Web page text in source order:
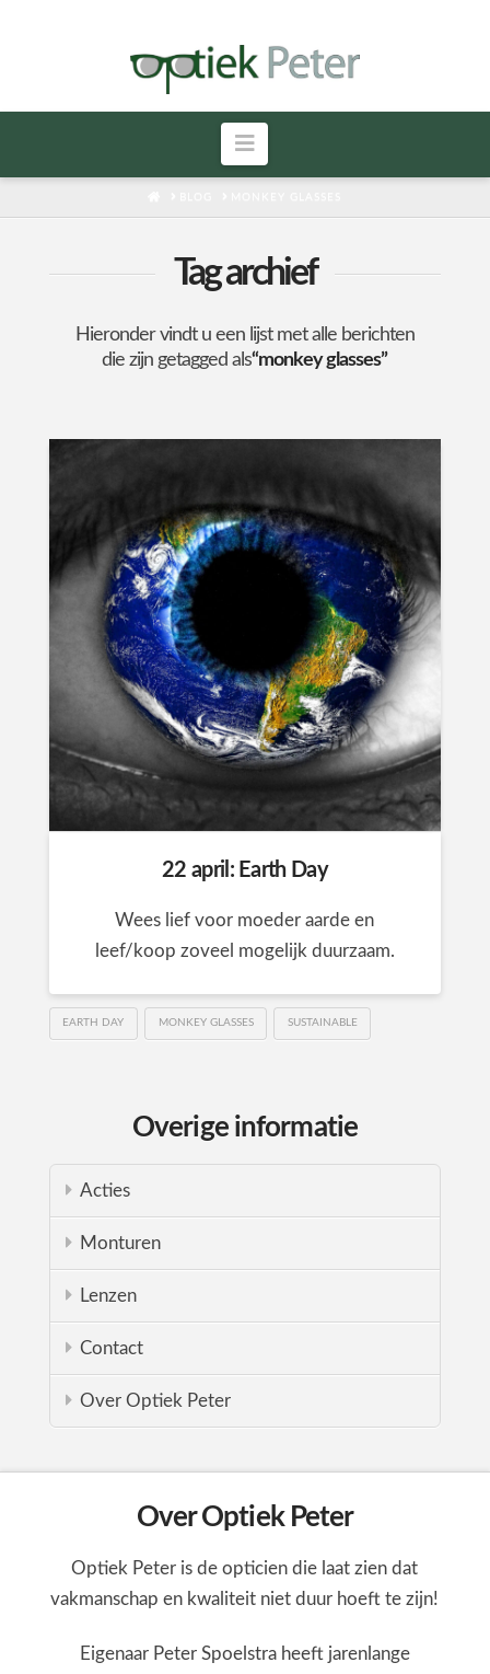
Navigatie
Tag archief
Hieronder vindt u een lijst met alle berichten
die zijn getagged als“monkey glasses”
22 april: Earth Day
Wees lief voor moeder aarde en
leef/koop zoveel mogelijk duurzaam.
EARTH DAY MONKEY GLASSES SUSTAINABLE
Overige informatie
Acties
Monturen
Lenzen
Contact
Over Optiek Peter
Over Optiek Peter
Optiek Peter is de opticien die laat zien dat
vakmanschap en kwaliteit niet duur hoeft te zijn!
Eigenaar Peter Spoelstra heeft jarenlange